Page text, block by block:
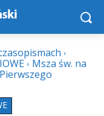
Msza św. na